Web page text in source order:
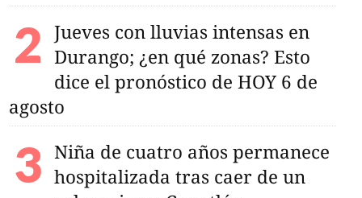
tras
señala que
Jueves con lluvias intensas en
Durango; ¿en qué zonas? Esto
dice el pronóstico de HOY 6 de
agosto
Niña de cuatro años permanece
hospitalizada tras caer de un